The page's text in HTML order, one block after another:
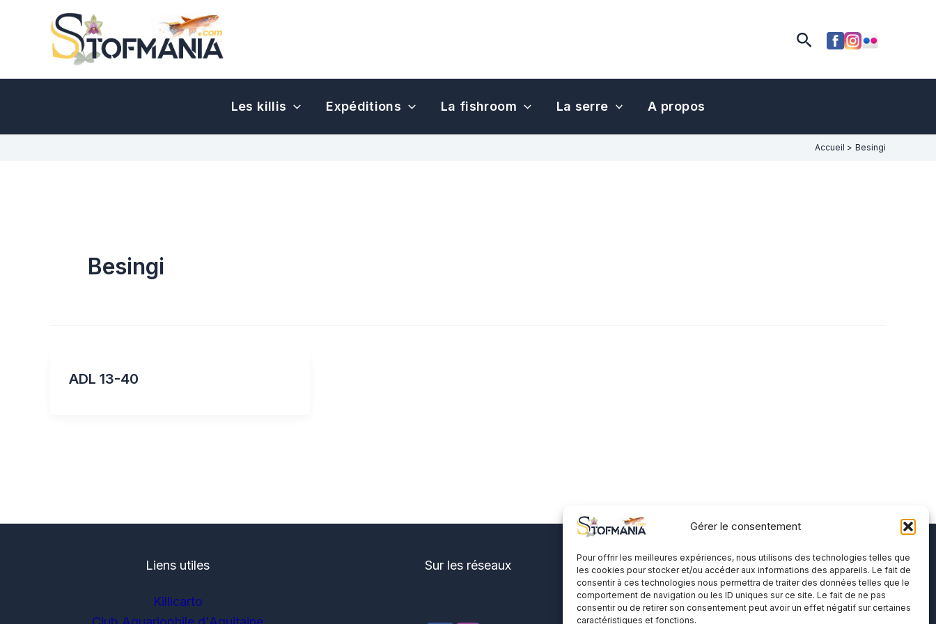
Gérer le consentement
Pour offrir les meilleures expériences, nous utilisons des technologies telles que
les cookies pour stocker et/ou accéder aux informations des appareils. Le fait de
consentir à ces technologies nous permettra de traiter des données telles que le
comportement de navigation ou les ID uniques sur ce site. Le fait de ne pas
consentir ou de retirer son consentement peut avoir un effet négatif sur certaines
caractéristiques et fonctions.
Rechercher
Les killis Expéditions La fishroom La serre A propos
Accueil Besingi
Besingi
ADL 13-40
Liens utiles
Killicarto
Sur les réseaux A propos
Me contacter